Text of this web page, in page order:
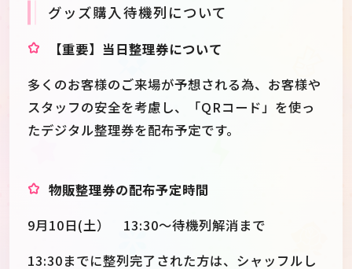
グッズ購入待機列について
【重要】当日整理券について
多くのお客様のご来場が予想される為、お客様や
スタッフの安全を考慮し、「QRコード」を使っ
たデジタル整理券を配布予定です。
物販整理券の配布予定時間
9月10日(土） 13:30～待機列解消まで
13:30までに整列完了された方は、シャッフルし